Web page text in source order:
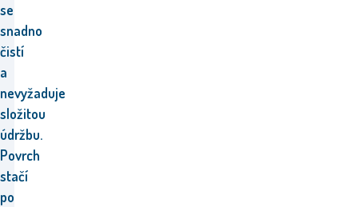
se
snadno
čistí
a
nevyžaduje
složitou
údržbu.
Povrch
stačí
po